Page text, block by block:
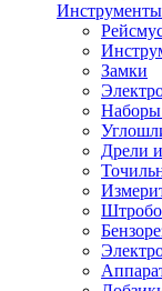
Инструменты
Замки
Наборы
Дрели